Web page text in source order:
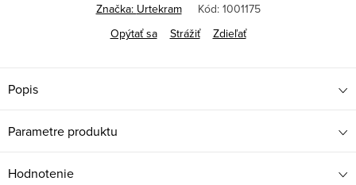
Značka: Urtekram Kód: 1001175
Opýtať sa
Strážiť Zdieľať
Popis
Parametre produktu
Hodnotenie